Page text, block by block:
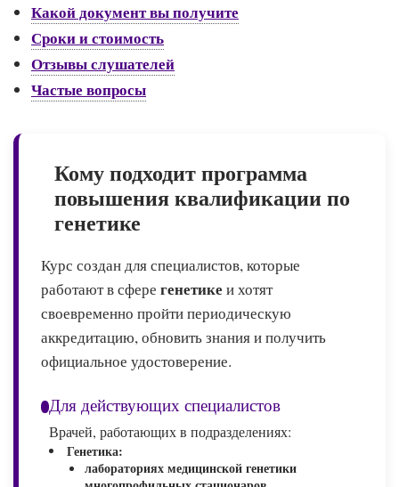
Какой документ вы получите
Сроки и стоимость
Отзывы слушателей
Частые вопросы
Кому подходит программа
повышения квалификации по
генетике
Курс создан для специалистов, которые
работают в сфере генетике и хотят
своевременно пройти периодическую
аккредитацию, обновить знания и получить
официальное удостоверение.
Для действующих специалистов
Врачей, работающих в подразделениях:
Генетика:
лабораториях медицинской генетики